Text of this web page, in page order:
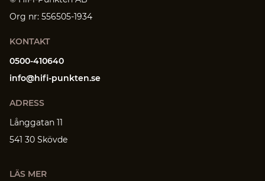
Org nr: 556505-1934
KONTAKT
0500-410640
info@hifi-punkten.se
ADRESS
Långgatan 11
541 30 Skövde
LÄS MER